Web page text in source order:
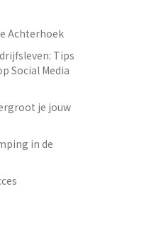
Achterhoek
Tips
Social Media
je jouw
in de